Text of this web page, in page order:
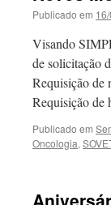
Publicado em
Visando
de solicitação
Requisição de
Requisição
Publicado em
Oncologia,